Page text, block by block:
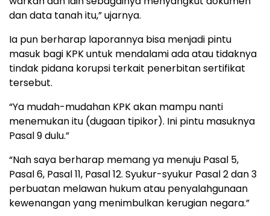
dan data tanah itu,” ujarnya.
Ia pun berharap laporannya bisa menjadi pintu
masuk bagi KPK untuk mendalami ada atau tidaknya
tindak pidana korupsi terkait penerbitan sertifikat
tersebut.
“Ya mudah-mudahan KPK akan mampu nanti
menemukan itu (dugaan tipikor). Ini pintu masuknya
Pasal 9 dulu.”
“Nah saya berharap memang ya menuju Pasal 5,
Pasal 6, Pasal 11, Pasal 12. Syukur-syukur Pasal 2 dan 3
perbuatan melawan hukum atau penyalahgunaan
kewenangan yang menimbulkan kerugian negara.”